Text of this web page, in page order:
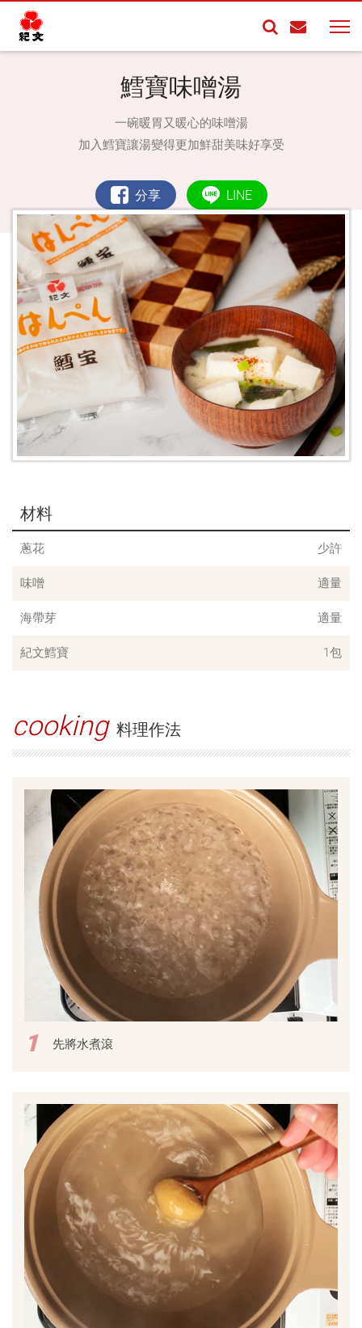
鱈寶味噌湯
一碗暖胃又暖心的味噌湯
加入鱈寶讓湯變得更加鮮甜美味好享受
分享 LINE
材料
蔥花 少許
味噌 適量
海帶芽 適量
紀文鱈寶 1包
cooking 料理作法
1 先將水煮滾